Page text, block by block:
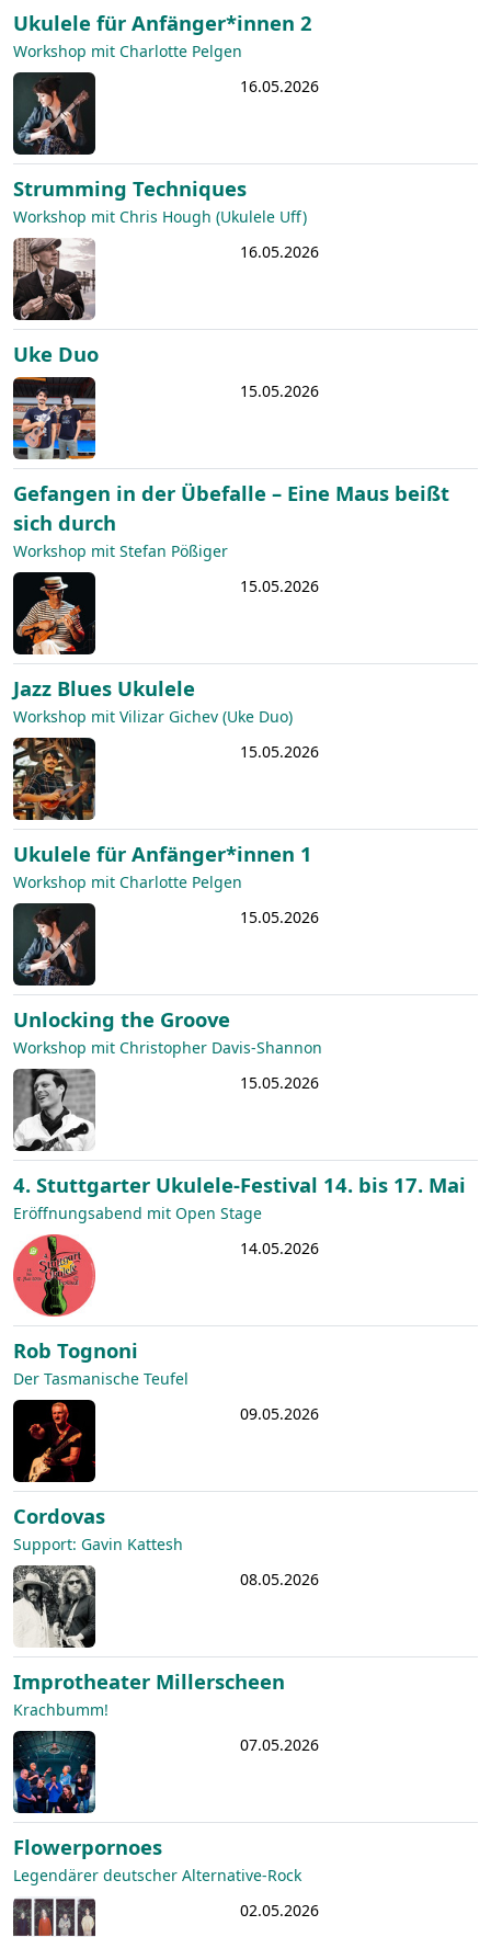
Ukulele für Anfänger*innen 2
Workshop mit Charlotte Pelgen
16.05.2026
Strumming Techniques
Workshop mit Chris Hough (Ukulele Uff)
16.05.2026
Uke Duo
15.05.2026
Gefangen in der Übefalle – Eine Maus beißt
sich durch
Workshop mit Stefan Pößiger
15.05.2026
Jazz Blues Ukulele
Workshop mit Vilizar Gichev (Uke Duo)
15.05.2026
Ukulele für Anfänger*innen 1
Workshop mit Charlotte Pelgen
15.05.2026
Unlocking the Groove
Workshop mit Christopher Davis-Shannon
15.05.2026
4. Stuttgarter Ukulele-Festival 14. bis 17. Mai
Eröffnungsabend mit Open Stage
14.05.2026
Rob Tognoni
Der Tasmanische Teufel
09.05.2026
Cordovas
Support: Gavin Kattesh
08.05.2026
Improtheater Millerscheen
Krachbumm!
07.05.2026
Flowerpornoes
Legendärer deutscher Alternative-Rock
02.05.2026